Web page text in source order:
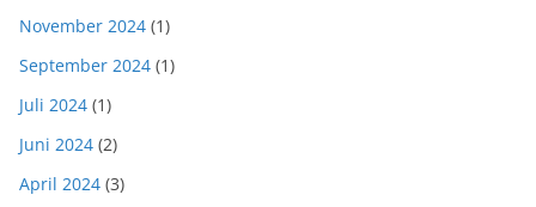
November 2024 (1)
September 2024 (1)
Juli 2024 (1)
Juni 2024 (2)
April 2024 (3)